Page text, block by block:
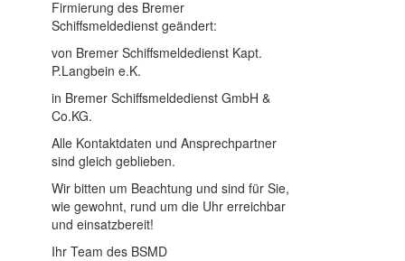
Firmierung des Bremer
Schiffsmeldedienst geändert:
von Bremer Schiffsmeldedienst Kapt.
P.Langbein e.K.
in Bremer Schiffsmeldedienst GmbH &
Co.KG.
Alle Kontaktdaten und Ansprechpartner
sind gleich geblieben.
Wir bitten um Beachtung und sind für Sie,
wie gewohnt, rund um die Uhr erreichbar
und einsatzbereit!
Ihr Team des BSMD